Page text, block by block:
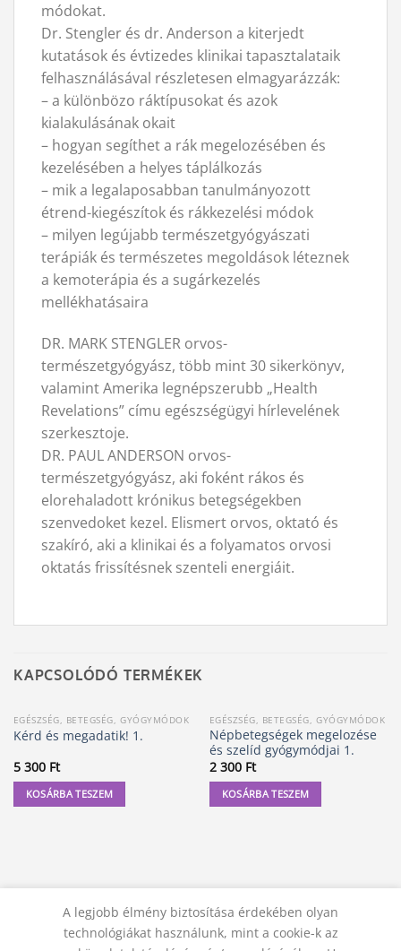
módokat.
Dr. Stengler és dr. Anderson a kiterjedt
kutatások és évtizedes klinikai tapasztalataik
felhasználásával részletesen elmagyarázzák:
– a különbözo ráktípusokat és azok
kialakulásának okait
– hogyan segíthet a rák megelozésében és
kezelésében a helyes táplálkozás
– mik a legalaposabban tanulmányozott
étrend-kiegészítok és rákkezelési módok
– milyen legújabb természetgyógyászati
terápiák és természetes megoldások léteznek
a kemoterápia és a sugárkezelés
mellékhatásaira
DR. MARK STENGLER orvos-
természetgyógyász, több mint 30 sikerkönyv,
valamint Amerika legnépszerubb „Health
Revelations” címu egészségügyi hírlevelének
szerkesztoje.
DR. PAUL ANDERSON orvos-
természetgyógyász, aki foként rákos és
elorehaladott krónikus betegségekben
szenvedoket kezel. Elismert orvos, oktató és
szakíró, aki a klinikai és a folyamatos orvosi
oktatás frissítésnek szenteli energiáit.
KAPCSOLÓDÓ TERMÉKEK
EGÉSZSÉG, BETEGSÉG, GYÓGYMÓDOK
Kérd és megadatik! 1.
5 300 Ft
KOSÁRBA TESZEM
EGÉSZSÉG, BETEGSÉG, GYÓGYMÓDOK
Népbetegségek megelozése
és szelíd gyógymódjai 1.
2 300 Ft
KOSÁRBA TESZEM
A legjobb élmény biztosítása érdekében olyan
technológiákat használunk, mint a cookie-k az